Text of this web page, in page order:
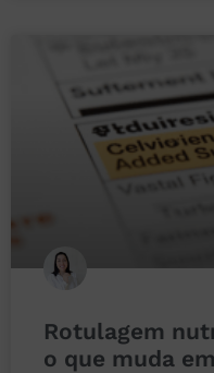
Rotulagem
o que muda